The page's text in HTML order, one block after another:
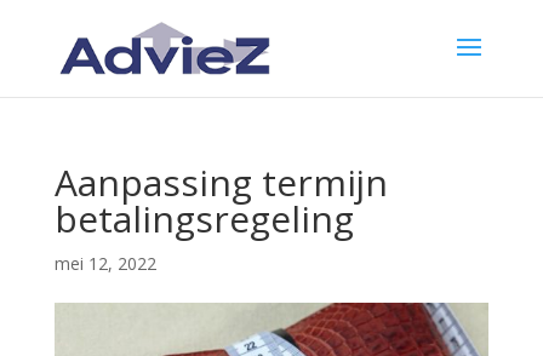
Aanpassing termijn
betalingsregeling
mei 12, 2022